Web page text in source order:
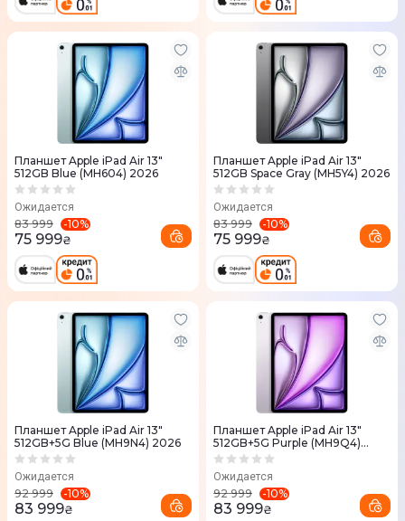
Планшет Apple iPad Air 13"
512GB Blue (MH604) 2026
Ожидается
83 999 -10%
75 999₴
Планшет Apple iPad Air 13"
512GB Space Gray (MH5Y4) 2026
Ожидается
83 999 -10%
75 999₴
Планшет Apple iPad Air 13"
512GB+5G Blue (MH9N4) 2026
Ожидается
92 999 -10%
83 999₴
Планшет Apple iPad Air 13"
512GB+5G Purple (MH9Q4)
2026
Ожидается
92 999 -10%
83 999₴